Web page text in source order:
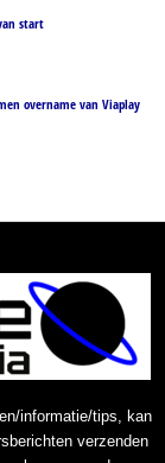
start
overname van Viaplay
informatie/tips, kan
verzenden